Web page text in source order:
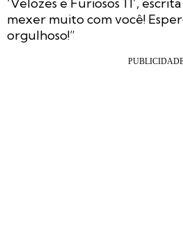
mexer muito com você!
orgulhoso!”